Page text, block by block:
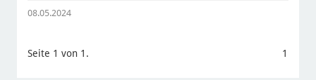
08.05.2024
Seite 1 von 1. 1